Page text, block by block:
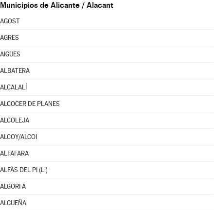
Municipios de Alicante / Alacant
AGOST
AGRES
AIGÜES
ALBATERA
ALCALALÍ
ALCOCER DE PLANES
ALCOLEJA
ALCOY/ALCOI
ALFAFARA
ALFÀS DEL PI (L')
ALGORFA
ALGUEÑA